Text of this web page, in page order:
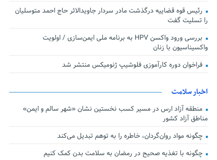
رئیس قوه قضاییه درگذشت مادر سردار جاویدالاثر حاج احمد متوسلیان
را تسلیت گفت
بررسی ورود واکسن HPV به برنامه ملی ایمن‌سازی / اولویت
واکسیناسیون با زنان
فراخوان دوره کارآموزی فلوشیپ ژنومیکس منتشر شد
اخبار سلامت
منطقه آزاد ارس در مسیر کسب نخستین نشان «شهر سالم و ایمن»
مناطق آزاد کشور
چگونه مواد روان‌گردان، خاطره را به توهم تبدیل می‌کند
چگونه با تغذیه صحیح در رمضان به سلامت بدن کمک کنیم